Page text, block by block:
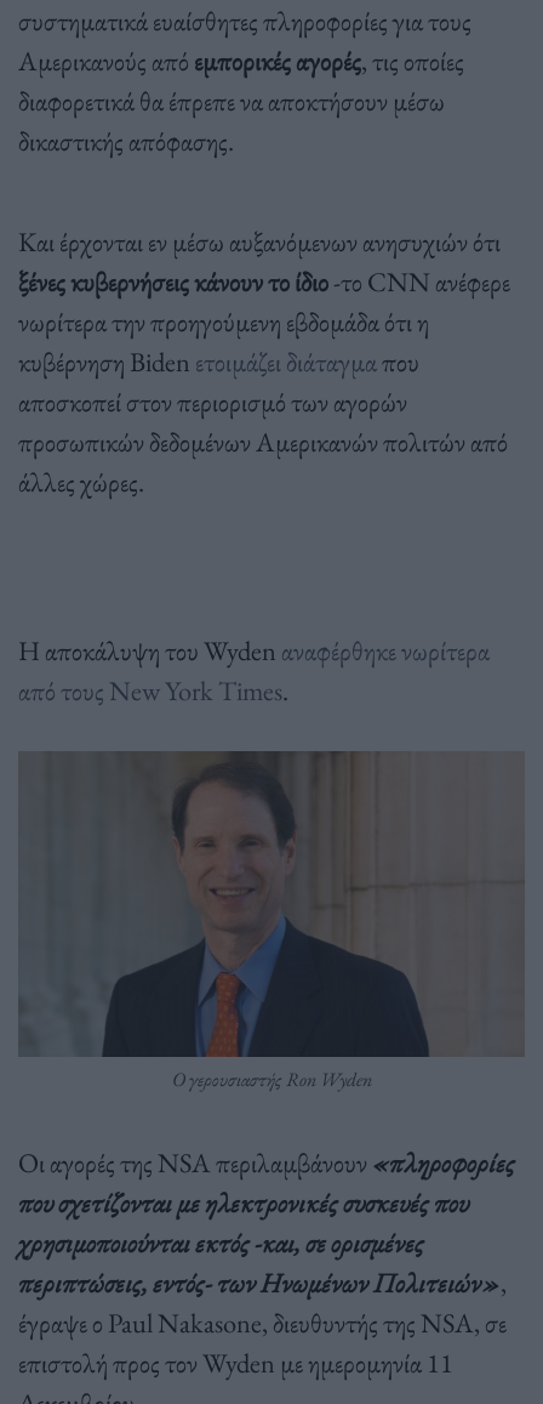
συστηματικά ευαίσθητες πληροφορίες για τους
Αμερικανούς από εμπορικές αγορές, τις οποίες
διαφορετικά θα έπρεπε να αποκτήσουν μέσω
δικαστικής απόφασης.
Και έρχονται εν μέσω αυξανόμενων ανησυχιών ότι
ξένες κυβερνήσεις κάνουν το ίδιο-το CNN ανέφερε
νωρίτερα την προηγούμενη εβδομάδα ότι η
κυβέρνηση Biden ετοιμάζει διάταγμαπου
αποσκοπεί στον περιορισμό των αγορών
προσωπικών δεδομένων Αμερικανών πολιτών από
άλλες χώρες.
Η αποκάλυψη του Wyden αναφέρθηκε νωρίτερα
από τους New York Times.
O γερουσιαστής Ron Wyden
Οι αγορές της NSA περιλαμβάνουν «πληροφορίες
που σχετίζονται με ηλεκτρονικές συσκευές που
χρησιμοποιούνται εκτός -και, σε ορισμένες
περιπτώσεις, εντός- των Ηνωμένων Πολιτειών»,
έγραψε ο Paul Nakasone, διευθυντής της NSA, σε
επιστολή προς τον Wyden με ημερομηνία 11